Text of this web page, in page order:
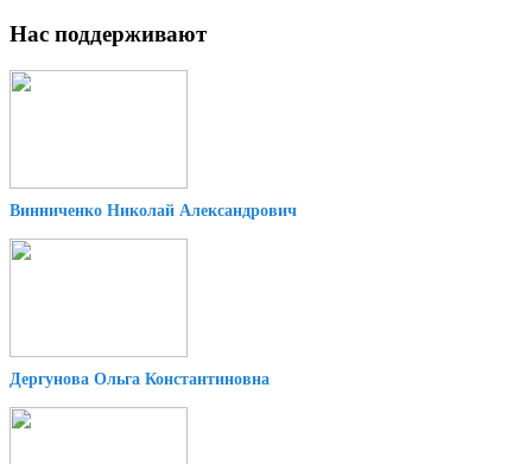
Нас поддерживают
Винниченко Николай Александрович
Дергунова Ольга Константиновна